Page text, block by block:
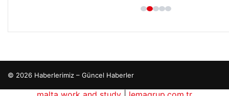
© 2026 Haberlerimiz – Güncel Haberler